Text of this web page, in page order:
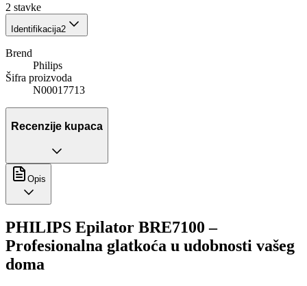
2 stavke
Identifikacija2
Brend
Philips
Šifra proizvoda
N00017713
Recenzije kupaca
Opis
PHILIPS Epilator BRE7100 –
Profesionalna glatkoća u udobnosti vašeg
doma